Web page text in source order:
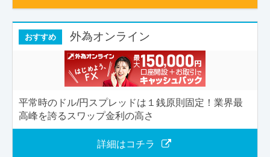
おすすめ 外為オンライン
平常時のドル/円スプレッドは１銭原則固定！業界最
高峰を誇るスワップ金利の高さ
詳細はコチラ